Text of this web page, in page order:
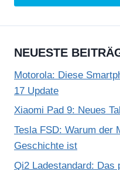
NEUESTE
Motorola: Diese
17 Update
Xiaomi Pad 9: Neues
Tesla FSD: Warum der
Geschichte ist
Qi2 Ladestandard: